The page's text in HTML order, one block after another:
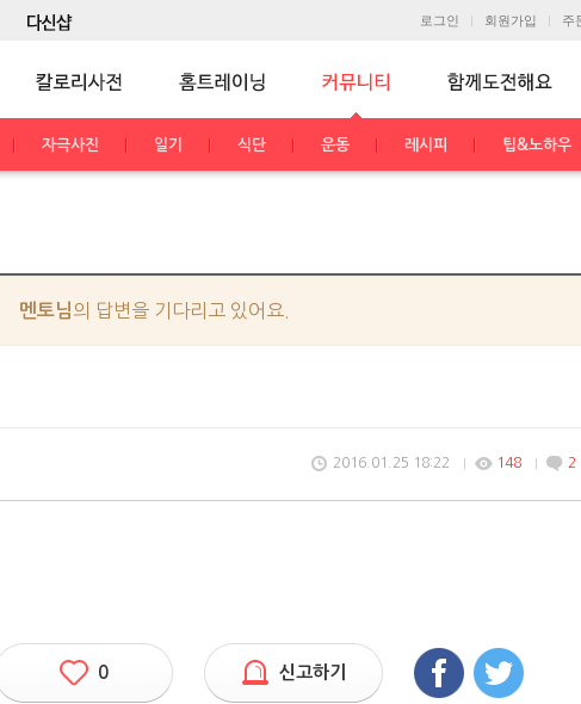
로그인 회원가입 주
자극사진 일기 식단 운동 레시피 팁&노하우
멘토님 의 답변을 기다리고 있어요.
2016.01.25 18:22 148 2
0 신고하기